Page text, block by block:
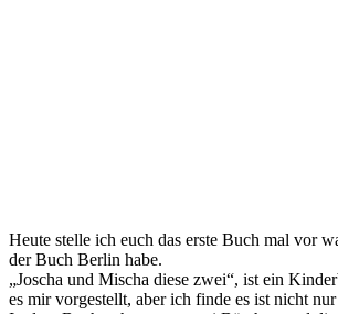
Heute stelle ich euch das erste Buch mal vor
der Buch Berlin habe.
„Joscha und Mischa diese zwei“, ist ein
es mir vorgestellt, aber ich finde es ist nicht